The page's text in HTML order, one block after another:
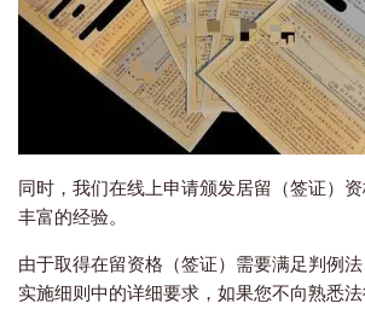
同时，我们在线上申请颁发居留（签证）
丰富的经验。
由于取得在留资格（签证）需要满足判例
实施细则中的详细要求，如果您不向熟悉